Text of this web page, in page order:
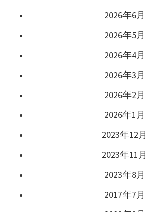
2026年6月
2026年5月
2026年4月
2026年3月
2026年2月
2026年1月
2023年12月
2023年11月
2023年8月
2017年7月